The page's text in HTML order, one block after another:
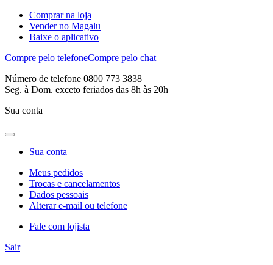
Comprar na loja
Vender no Magalu
Baixe o aplicativo
Compre pelo telefoneCompre pelo chat
Número de telefone 0800 773 3838
Seg. à Dom. exceto feriados das 8h às 20h
Sua conta
Sua conta
Meus pedidos
Trocas e cancelamentos
Dados pessoais
Alterar e-mail ou telefone
Fale com lojista
Sair